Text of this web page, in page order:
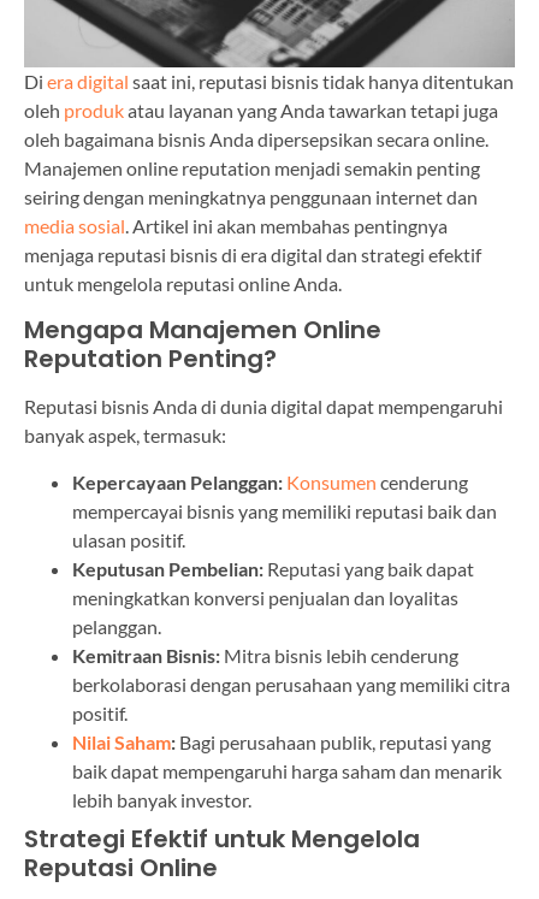
Di era digital saat ini, reputasi bisnis tidak hanya ditentukan
oleh produkatau layanan yang Anda tawarkan tetapi juga
oleh bagaimana bisnis Anda dipersepsikan secara online.
Manajemen online reputation menjadi semakin penting
seiring dengan meningkatnya penggunaan internet dan
media sosial. Artikel ini akan membahas pentingnya
menjaga reputasi bisnis di era digital dan strategi efektif
untuk mengelola reputasi online Anda.
Mengapa Manajemen Online
Reputation Penting?
Reputasi bisnis Anda di dunia digital dapat mempengaruhi
banyak aspek, termasuk:
Kepercayaan Pelanggan: Konsumen cenderung
mempercayai bisnis yang memiliki reputasi baik dan
ulasan positif.
Keputusan Pembelian: Reputasi yang baik dapat
meningkatkan konversi penjualan dan loyalitas
pelanggan.
Kemitraan Bisnis: Mitra bisnis lebih cenderung
berkolaborasi dengan perusahaan yang memiliki citra
positif.
Nilai Saham: Bagi perusahaan publik, reputasi yang
baik dapat mempengaruhi harga saham dan menarik
lebih banyak investor.
Strategi Efektif untuk Mengelola
Reputasi Online